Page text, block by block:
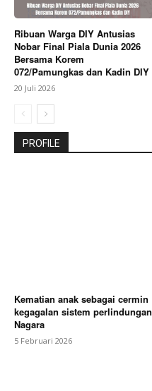
Ribuan Warga DIY Antusias
Nobar Final Piala Dunia 2026
Bersama Korem
072/Pamungkas dan Kadin DIY
20 Juli 2026
PROFILE
Kematian anak sebagai cermin
kegagalan sistem perlindungan
Nagara
5 Februari 2026